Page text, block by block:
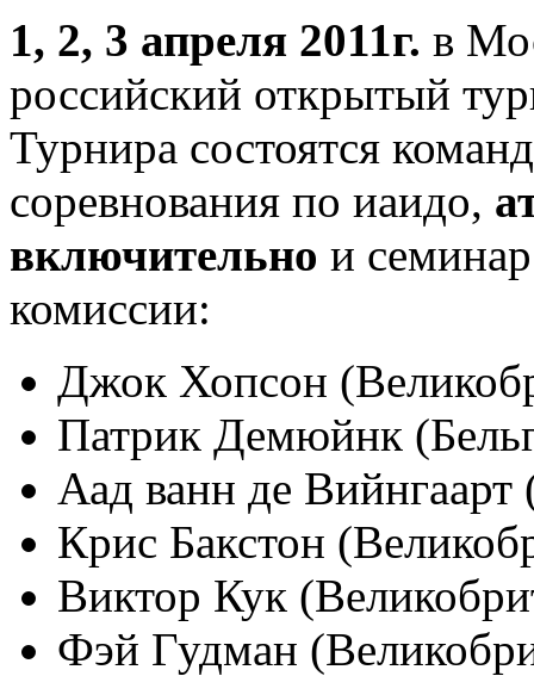
1, 2, 3 апреля 2011г. в
российский открытый
Турнира состоятся
соревнования по иаидо,
включительно и
комиссии:
Джок Хопсон
Патрик Демюйнк
Аад ванн де
Крис Бакстон
Виктор Кук
Фэй Гудман